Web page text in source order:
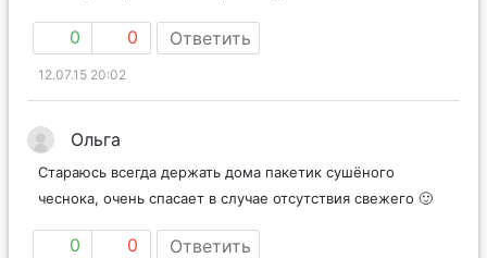
0 0 Ответить
12.07.15 20:02
Ольга
Стараюсь всегда держать дома пакетик сушёного
чеснока, очень спасает в случае отсутствия свежего 🙂
0 0 Ответить